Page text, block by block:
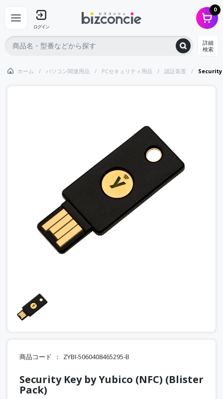
ログイン
0
詳細
検索
ホーム パソコン関連用品 PCセキュリティ用品 認証装置 Security
商品コード ZYBI-5060408465295-B
Security Key by Yubico (NFC) (Blister
Pack)